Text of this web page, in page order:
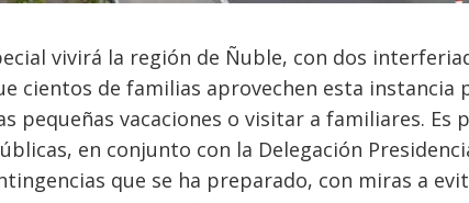
vivirá la región de Ñuble, con dos
cientos de familias aprovechen esta instancia
pequeñas vacaciones o visitar a familiares. Es
en conjunto con la Delegación
que se ha preparado, con miras a